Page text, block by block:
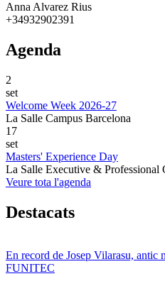
Anna Alvarez Rius
+34932902391
Agenda
2
set
Welcome Week 2026-27
La Salle Campus Barcelona
17
set
Masters' Experience Day
La Salle Executive & Professional
Veure tota l'agenda
Destacats
En record de Josep Vilarasu, antic
FUNITEC